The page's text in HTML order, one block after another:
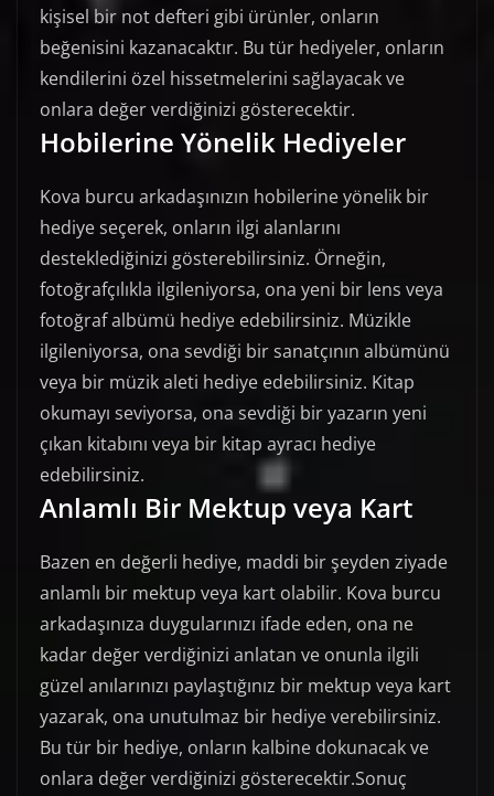
kişisel bir not defteri gibi ürünler, onların
beğenisini kazanacaktır. Bu tür hediyeler, onların
kendilerini özel hissetmelerini sağlayacak ve
onlara değer verdiğinizi gösterecektir.
Hobilerine Yönelik Hediyeler
Kova burcu arkadaşınızın hobilerine yönelik bir
hediye seçerek, onların ilgi alanlarını
desteklediğinizi gösterebilirsiniz. Örneğin,
fotoğrafçılıkla ilgileniyorsa, ona yeni bir lens veya
fotoğraf albümü hediye edebilirsiniz. Müzikle
ilgileniyorsa, ona sevdiği bir sanatçının albümünü
veya bir müzik aleti hediye edebilirsiniz. Kitap
okumayı seviyorsa, ona sevdiği bir yazarın yeni
çıkan kitabını veya bir kitap ayracı hediye
edebilirsiniz.
Anlamlı Bir Mektup veya Kart
Bazen en değerli hediye, maddi bir şeyden ziyade
anlamlı bir mektup veya kart olabilir. Kova burcu
arkadaşınıza duygularınızı ifade eden, ona ne
kadar değer verdiğinizi anlatan ve onunla ilgili
güzel anılarınızı paylaştığınız bir mektup veya kart
yazarak, ona unutulmaz bir hediye verebilirsiniz.
Bu tür bir hediye, onların kalbine dokunacak ve
onlara değer verdiğinizi gösterecektir.Sonuç